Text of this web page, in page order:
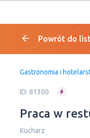
Powrót do
Gastronomia i
ID: 81300
Praca w
Kucharz